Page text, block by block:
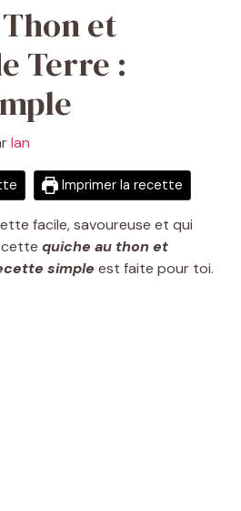
et
Terre :
Ian
Imprimer la recette
facile, savoureuse et qui
cette quiche au thon et
simple est faite pour toi.